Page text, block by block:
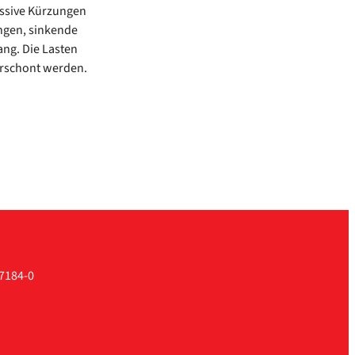
Kür­zun­gen
sin­ken­de
Die Las­ten
wer­den.
0